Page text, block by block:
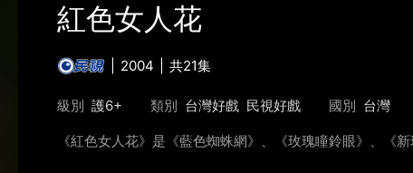
紅色女人花
2004 共21集
級別 護6+ 類別 台灣好戲 民視好戲 國別 台灣
《紅色女人花》是《藍色蜘蛛網》、《玫瑰瞳鈴眼》、《